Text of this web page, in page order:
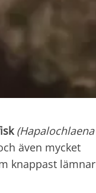
(Hapalochlaena
även mycket
knappast lämnar